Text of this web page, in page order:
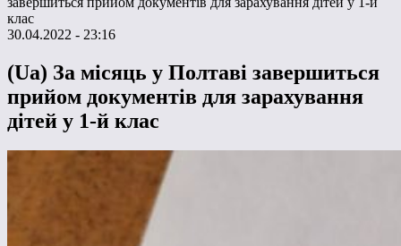
клас
30.04.2022 - 23:16
(Ua) За місяць у Полтаві завершиться
прийом документів для зарахування
дітей у 1-й клас